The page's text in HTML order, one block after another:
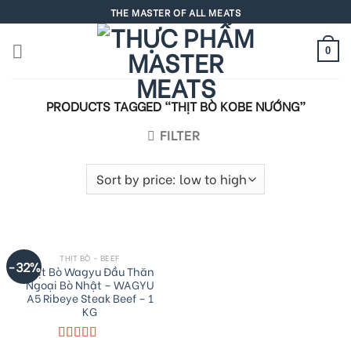
to
content
THE MASTER OF ALL MEATS
0
PRODUCTS TAGGED “THỊT BÒ KOBE NƯỚNG”
FILTER
-32% THỊT BÒ - BEEF
Thịt Bò Wagyu Đầu Thăn
Ngoại Bò Nhật – WAGYU
A5 Ribeye Steak Beef – 1
KG